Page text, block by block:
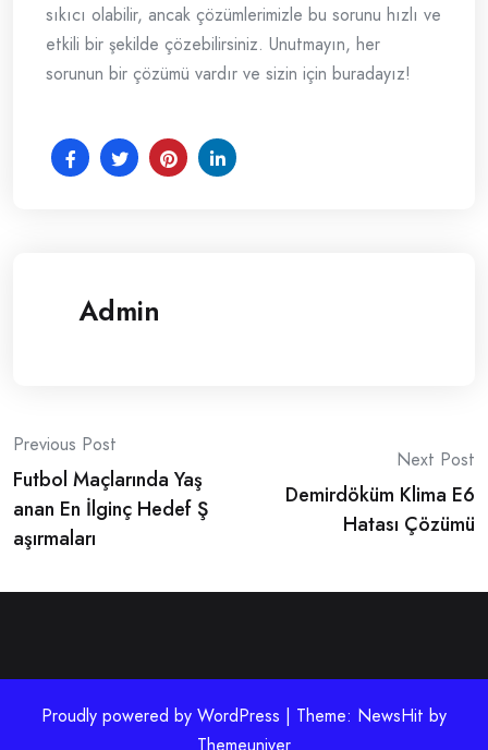
sıkıcı olabilir, ancak çözümlerimizle bu sorunu hızlı ve
etkili bir şekilde çözebilirsiniz. Unutmayın, her
sorunun bir çözümü vardır ve sizin için buradayız!
Admin
Post
navigation
Previous Post
Futbol Maçlarında Yaş
anan En İlginç Hedef Ş
aşırmaları
Next Post
Demirdöküm Klima E6
Hatası Çözümü
Proudly powered by WordPress | Theme: NewsHit by